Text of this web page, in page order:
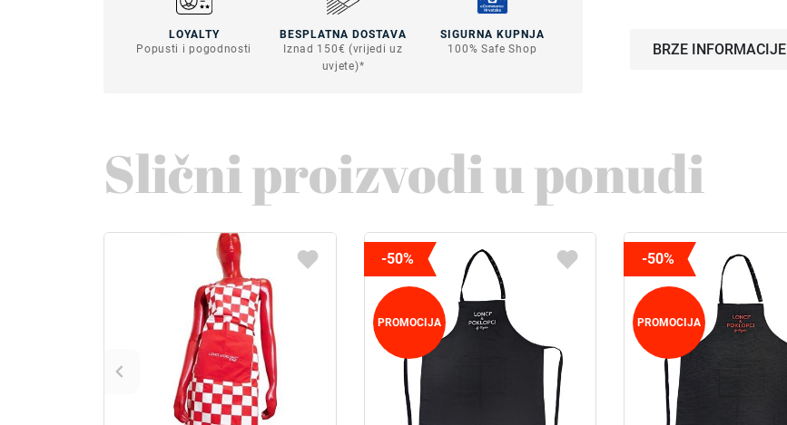
LOYALTY
Popusti i pogodnosti
BESPLATNA DOSTAVA
Iznad 150€ (vrijedi uz
uvjete)*
SIGURNA KUPNJA
100% Safe Shop
BRZE INFORMACIJE
Slični proizvodi u ponudi
-50%
PROMOCIJA
-50%
PROMOCIJA